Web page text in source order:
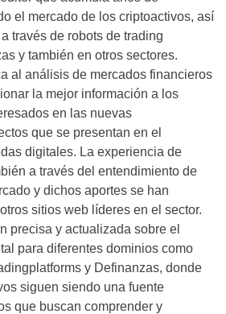
el mercado de los criptoactivos, así
través de robots de trading
y también en otros sectores.
al análisis de mercados financieros
la mejor información a los
en las nuevas
que se presentan en el
digitales. La experiencia de
a través del entendimiento de
y dichos aportes se han
sitios web líderes en el sector.
precisa y actualizada sobre el
para diferentes dominios como
y Definanzas, donde
siguen siendo una fuente
que buscan comprender y